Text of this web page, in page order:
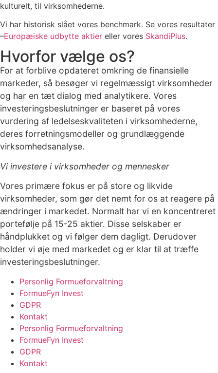
kulturelt, til virksomhederne.
Vi har historisk slået vores benchmark. Se vores resultater
–Europæiske udbytte aktier eller vores SkandiPlus.
Hvorfor vælge os?
For at forblive opdateret omkring de finansielle
markeder, så besøger vi regelmæssigt virksomheder
og har en tæt dialog med analytikere. Vores
investeringsbeslutninger er baseret på vores
vurdering af ledelseskvaliteten i virksomhederne,
deres forretningsmodeller og grundlæggende
virksomhedsanalyse.
Vi investere i virksomheder og mennesker
Vores primære fokus er på store og likvide
virksomheder, som gør det nemt for os at reagere på
ændringer i markedet. Normalt har vi en koncentreret
portefølje på 15-25 aktier. Disse selskaber er
håndplukket og vi følger dem dagligt. Derudover
holder vi øje med markedet og er klar til at træffe
investeringsbeslutninger.
Personlig Formueforvaltning
FormueFyn Invest
GDPR
Kontakt
Personlig Formueforvaltning
FormueFyn Invest
GDPR
Kontakt